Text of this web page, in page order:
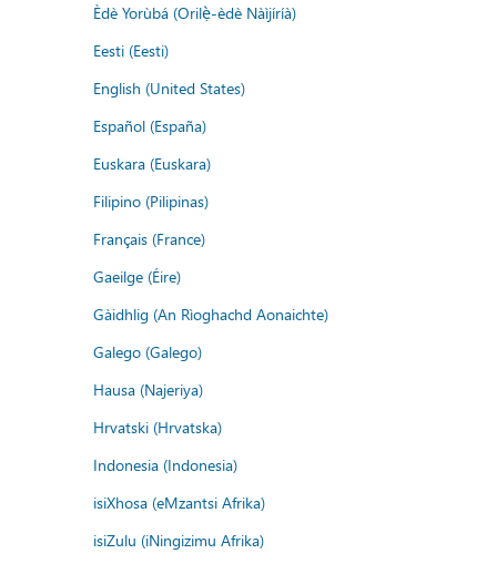
Èdè Yorùbá (Orilẹ̀-èdè Nàìjíríà)
Eesti (Eesti)
English (United States)
Español (España)
Euskara (Euskara)
Filipino (Pilipinas)
Français (France)
Gaeilge (Éire)
Gàidhlig (An Rìoghachd Aonaichte)
Galego (Galego)
Hausa (Najeriya)
Hrvatski (Hrvatska)
Indonesia (Indonesia)
isiXhosa (eMzantsi Afrika)
isiZulu (iNingizimu Afrika)